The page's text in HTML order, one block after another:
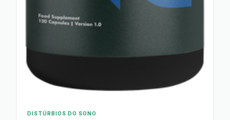
DISTÚRBIOS DO SONO